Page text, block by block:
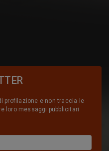
profilazione e non traccia le
loro messaggi pubblicitari